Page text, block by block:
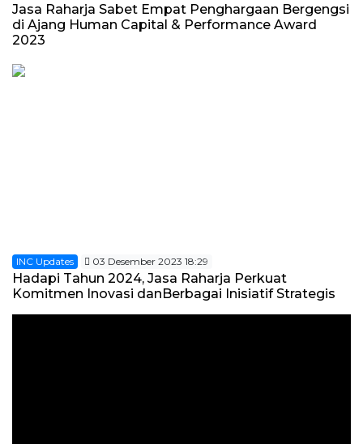
Jasa Raharja Sabet Empat Penghargaan Bergengsi
di Ajang Human Capital & Performance Award
2023
INC Updates 03 Desember 2023 18:29
Hadapi Tahun 2024, Jasa Raharja Perkuat
Komitmen Inovasi danBerbagai Inisiatif Strategis